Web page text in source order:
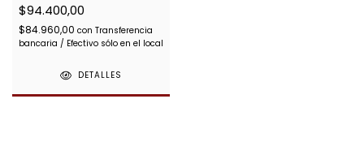
$94.400,00
$84.960,00 con Transferencia
bancaria / Efectivo sólo en el local
DETALLES